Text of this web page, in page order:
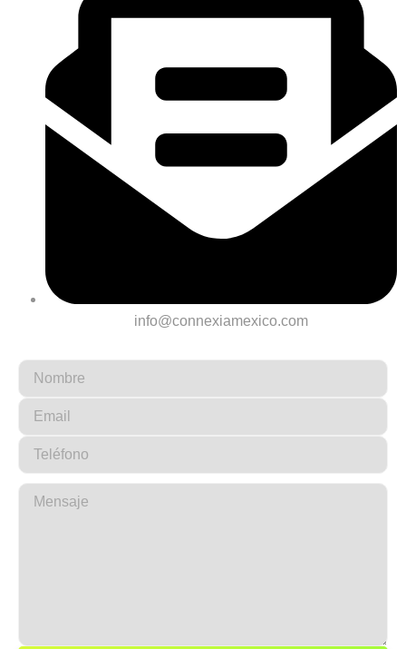
info@connexiamexico.com